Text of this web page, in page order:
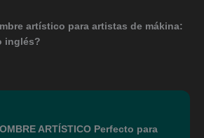
artístico para artistas de mákina:
inglés?
ARTÍSTICO Perfecto para